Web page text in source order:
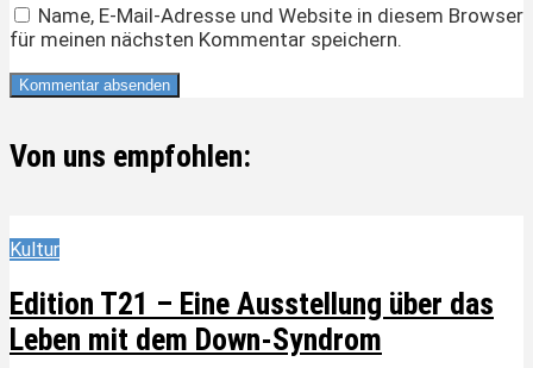
Name, E-Mail-Adresse und Website in diesem Browser
für meinen nächsten Kommentar speichern.
Von uns empfohlen:
Kultur
Edition T21 – Eine Ausstellung über das
Leben mit dem Down-Syndrom